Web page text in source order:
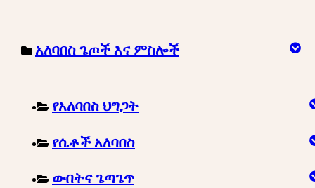
አለባበስ ጌጦች እና ምስሎች
የአለባበስ ህግጋት
የሴቶች አለባበስ
ውበትና ጌጣጌጥ